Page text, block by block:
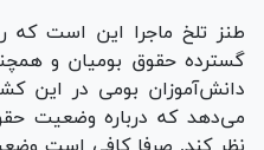
طنز تلخ ماجرا این است که
گسترده حقوق بومیان و
دانش‌آموزان بومی در این
می‌دهد که درباره وضعیت